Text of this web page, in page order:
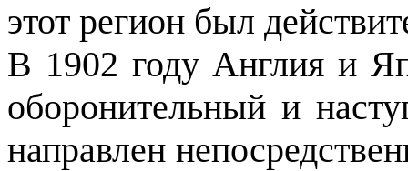
этот реги­он был
В 1902 году Англия и
оборонительный и
направлен